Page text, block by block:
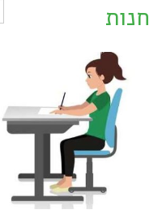
חנות